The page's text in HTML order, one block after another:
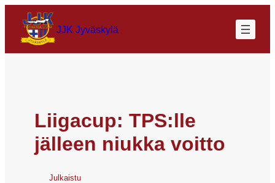
JJK Jyväskylä
Liigacup: TPS:lle
jälleen niukka voitto
Julkaistu